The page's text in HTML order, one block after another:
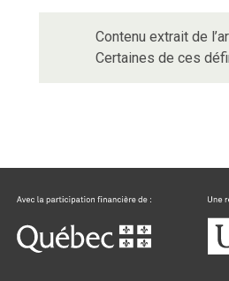
Contenu extrait de
Certaines de ces